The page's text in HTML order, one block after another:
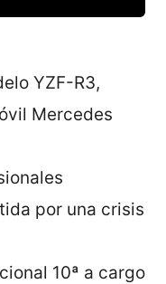
YZF-R3,
Mercedes
por una crisis
10ª a cargo